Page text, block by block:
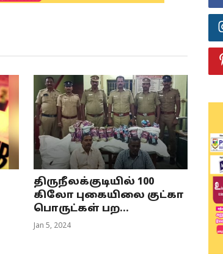
திருநீலக்குடியில் 100
கிலோ புகையிலை குட்கா
பொருட்கள் பற...
Jan 5, 2024